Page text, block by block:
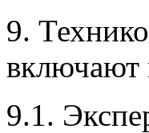
9.
включают
9.1.